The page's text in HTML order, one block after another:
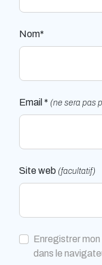
Nom*
Email * (ne sera pas
Site web (facultatif)
Enregistrer
dans le